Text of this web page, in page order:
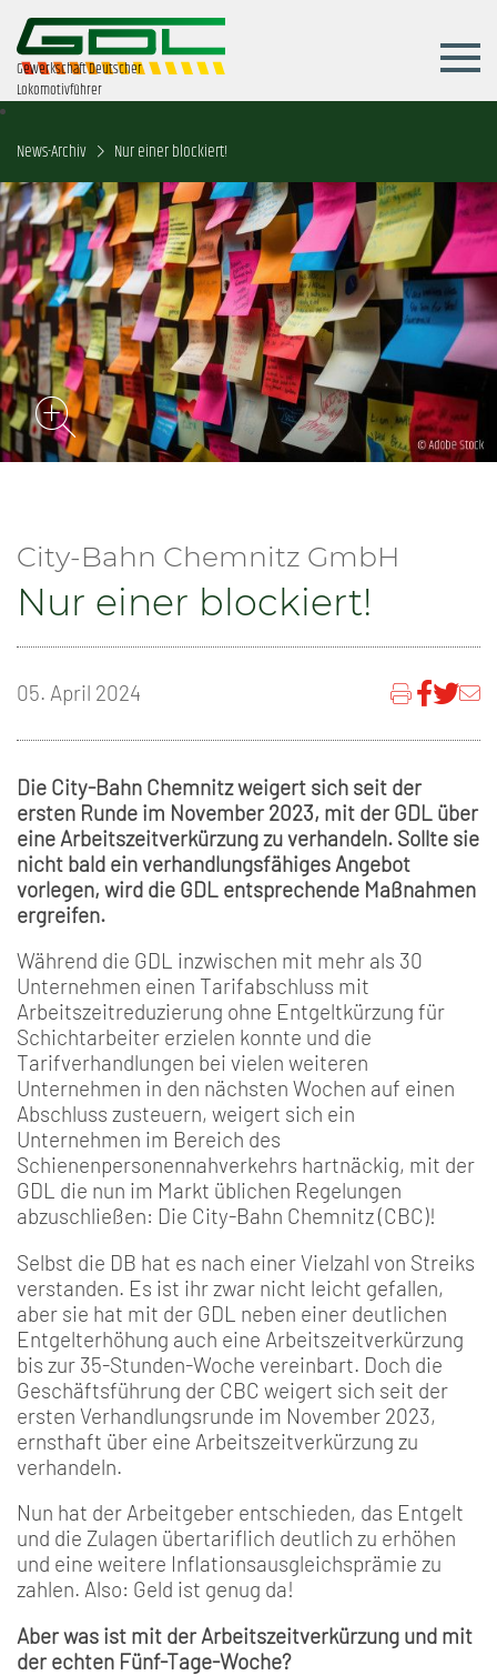
Gewerkschaft Deutscher
Lokomotivführer
News-Archiv Nur einer blockiert!
City-Bahn Chemnitz GmbH
Nur einer blockiert!
05. April 2024
Die City-Bahn Chemnitz weigert sich seit der
ersten Runde im November 2023, mit der GDL über
eine Arbeitszeitverkürzung zu verhandeln. Sollte sie
nicht bald ein verhandlungsfähiges Angebot
vorlegen, wird die GDL entsprechende Maßnahmen
ergreifen.
Während die GDL inzwischen mit mehr als 30
Unternehmen einen Tarifabschluss mit
Arbeitszeitreduzierung ohne Entgeltkürzung für
Schichtarbeiter erzielen konnte und die
Tarifverhandlungen bei vielen weiteren
Unternehmen in den nächsten Wochen auf einen
Abschluss zusteuern, weigert sich ein
Unternehmen im Bereich des
Schienenpersonennahverkehrs hartnäckig, mit der
GDL die nun im Markt üblichen Regelungen
abzuschließen: Die City-Bahn Chemnitz (CBC)!
Selbst die DB hat es nach einer Vielzahl von Streiks
verstanden. Es ist ihr zwar nicht leicht gefallen,
aber sie hat mit der GDL neben einer deutlichen
Entgelterhöhung auch eine Arbeitszeitverkürzung
bis zur 35-Stunden-Woche vereinbart. Doch die
Geschäftsführung der CBC weigert sich seit der
ersten Verhandlungsrunde im November 2023,
ernsthaft über eine Arbeitszeitverkürzung zu
verhandeln.
Nun hat der Arbeitgeber entschieden, das Entgelt
und die Zulagen übertariflich deutlich zu erhöhen
und eine weitere Inflationsausgleichsprämie zu
zahlen. Also: Geld ist genug da!
Aber was ist mit der Arbeitszeitverkürzung und mit
der echten Fünf-Tage-Woche?